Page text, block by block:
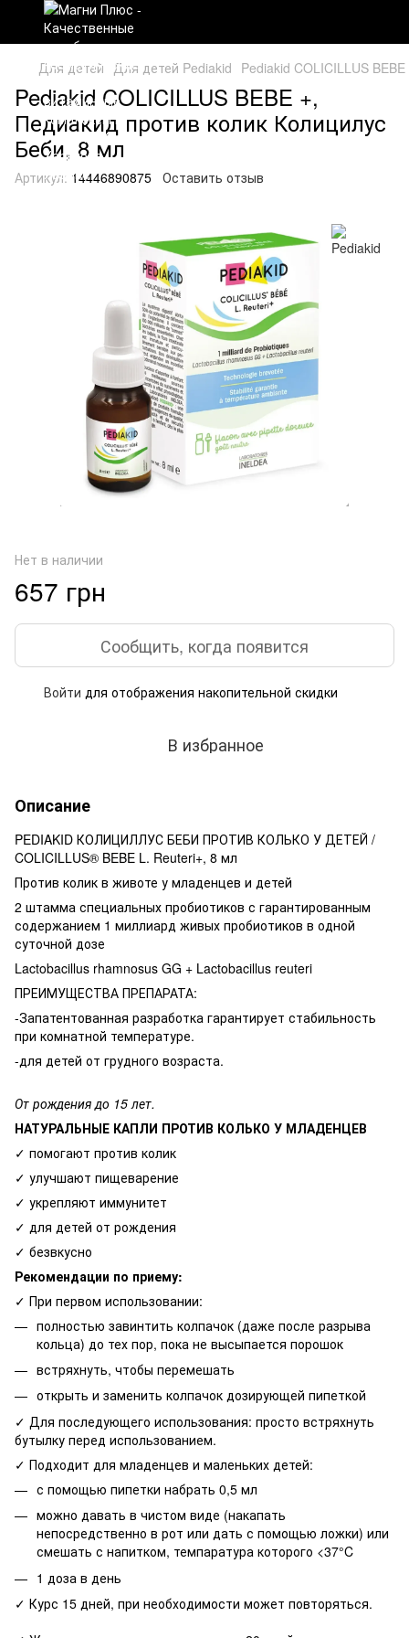
Для детей Для детей Pediakid Pediakid COLICILLUS
Pediakid COLICILLUS BEBE +,
Педиакид против колик Колицилус
Беби, 8 мл
Артикул: 14446890875 Оставить отзыв
Нет в наличии
657 грн
Сообщить, когда появится
Войти для отображения накопительной скидки
В избранное
Описание
PEDIAKID КОЛИЦИЛЛУС БЕБИ ПРОТИВ КОЛЬКО У ДЕТЕЙ /
COLICILLUS® BEBE L. Reuteri+, 8 мл
Против колик в животе у младенцев и детей
2 штамма специальных пробиотиков с гарантированным
содержанием 1 миллиард живых пробиотиков в одной
суточной дозе
Lactobacillus rhamnosus GG + Lactobacillus reuteri
ПРЕИМУЩЕСТВА ПРЕПАРАТА:
-Запатентованная разработка гарантирует стабильность
при комнатной температуре.
-для детей от грудного возраста.
От рождения до 15 лет.
НАТУРАЛЬНЫЕ КАПЛИ ПРОТИВ КОЛЬКО У МЛАДЕНЦЕВ
✓ помогают против колик
✓ улучшают пищеварение
✓ укрепляют иммунитет
✓ для детей от рождения
✓ безвкусно
Рекомендации по приему:
✓ При первом использовании:
полностью завинтить колпачок (даже после разрыва
кольца) до тех пор, пока не высыпается порошок
встряхнуть, чтобы перемешать
открыть и заменить колпачок дозирующей пипеткой
✓ Для последующего использования: просто встряхнуть
бутылку перед использованием.
✓ Подходит для младенцев и маленьких детей:
с помощью пипетки набрать 0,5 мл
можно давать в чистом виде (накапать
непосредственно в рот или дать с помощью ложки) или
смешать с напитком, темпаратура которого <37°C
1 доза в день
✓ Курс 15 дней, при необходимости может повторяться.